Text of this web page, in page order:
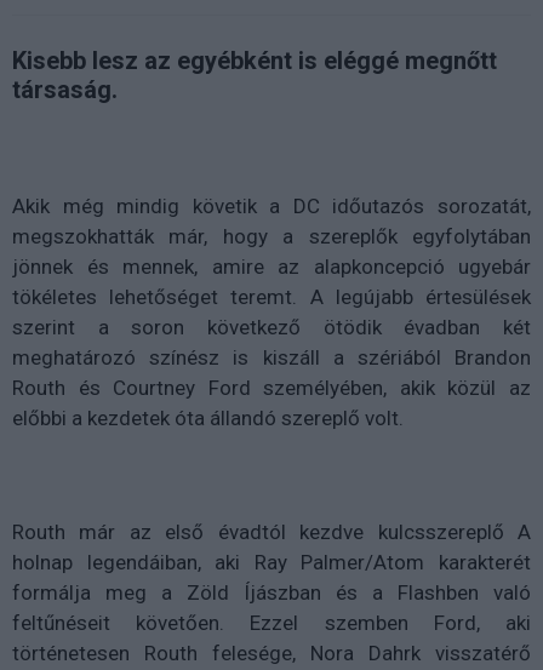
Kisebb lesz az egyébként is eléggé megnőtt
társaság.
Akik még mindig követik a DC időutazós sorozatát,
megszokhatták már, hogy a szereplők egyfolytában
jönnek és mennek, amire az alapkoncepció ugyebár
tökéletes lehetőséget teremt. A legújabb értesülések
szerint a soron következő ötödik évadban két
meghatározó színész is kiszáll a szériából Brandon
Routh és Courtney Ford személyében, akik közül az
előbbi a kezdetek óta állandó szereplő volt.
Routh már az első évadtól kezdve kulcsszereplő A
holnap legendáiban, aki Ray Palmer/Atom karakterét
formálja meg a Zöld Íjászban és a Flashben való
feltűnéseit követően. Ezzel szemben Ford, aki
történetesen Routh felesége, Nora Dahrk visszatérő